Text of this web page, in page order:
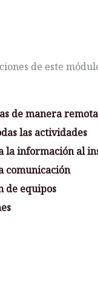
de este
de manera remota
las actividades
la información al
comunicación
de equipos